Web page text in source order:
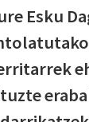
Esku